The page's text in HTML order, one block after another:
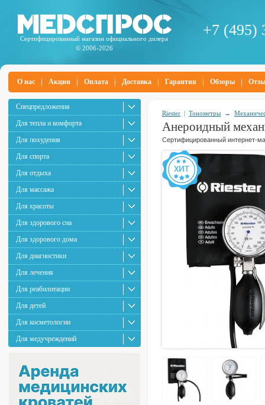
Сертифицированный магазин официального дилера
© 2006-2026
+7 (495)
О нас Акции Оплата Доставка Гарантия Обзоры
Спецпредложения
Для тепла и комфорта
Для похудения
Для спорта
Для отдыха
Для массажа
Для красоты
Для здорового сна
Для здорового дома
Для диагностики
Для лечения
Для реабилитации
Для детей
Для косметологии
Для медучреждений
Riester | Тонометры →
Анероидный
Сертифицированный интернет-